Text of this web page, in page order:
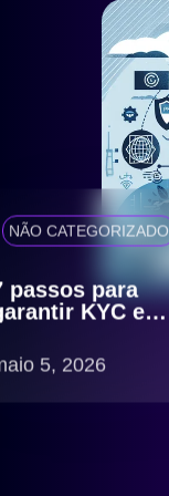
NÃO CATEGORIZADO
passos para
KYC e
compliance
no Brasil
5, 2026